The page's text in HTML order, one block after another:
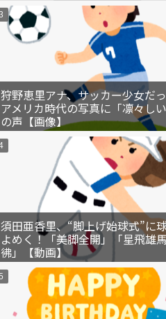
狩野恵里アナ、サッカー少女だっ
アメリカ時代の写真に「凛々しい
の声【画像】
須田亜香里、“脚上げ始球式”に
よめく！「美脚全開」「星飛雄
彿」【動画】